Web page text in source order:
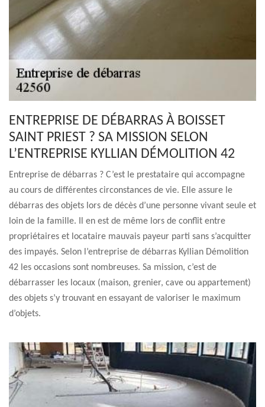
ENTREPRISE DE DÉBARRAS À BOISSET
SAINT PRIEST ? SA MISSION SELON
L’ENTREPRISE KYLLIAN DÉMOLITION 42
Entreprise de débarras ? C’est le prestataire qui accompagne
au cours de différentes circonstances de vie. Elle assure le
débarras des objets lors de décès d’une personne vivant seule et
loin de la famille. Il en est de même lors de conflit entre
propriétaires et locataire mauvais payeur parti sans s’acquitter
des impayés. Selon l’entreprise de débarras Kyllian Démolition
42 les occasions sont nombreuses. Sa mission, c’est de
débarrasser les locaux (maison, grenier, cave ou appartement)
des objets s’y trouvant en essayant de valoriser le maximum
d’objets.